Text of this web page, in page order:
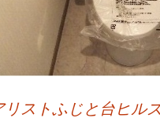
リストふじと台ヒル